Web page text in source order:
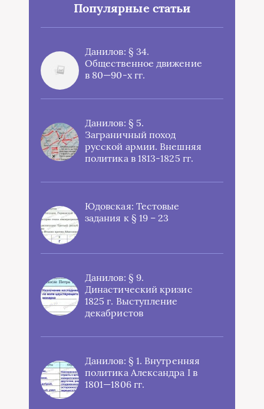
Популярные статьи
Данилов: § 34.
Общественное движение
в 80—90-х гг.
Данилов: § 5.
Заграничный поход
русской армии. Внешняя
политика в 1813-1825 гг.
Юдовская: Тестовые
задания к § 19 – 23
Данилов: § 9.
Династический кризис
1825 г. Выступление
декабристов
Данилов: § 1. Внутренняя
политика Александра I в
1801—1806 гг.